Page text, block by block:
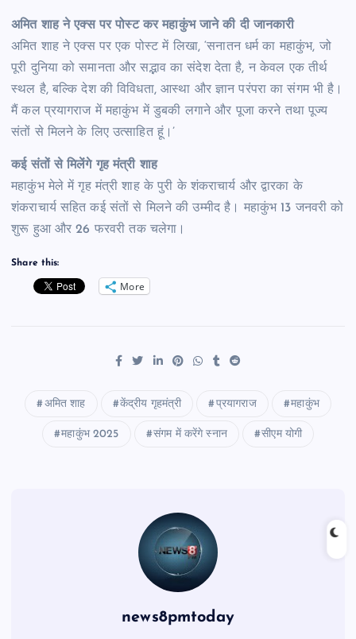
अमित शाह ने एक्स पर पोस्ट कर महाकुंभ जाने की दी जानकारी
अमित शाह ने एक्स पर एक पोस्ट में लिखा, ‘सनातन धर्म का महाकुंभ, जो
पूरी दुनिया को समानता और सद्भाव का संदेश देता है, न केवल एक तीर्थ
स्थल है, बल्कि देश की विविधता, आस्था और ज्ञान परंपरा का संगम भी है।
मैं कल प्रयागराज में महाकुंभ में डुबकी लगाने और पूजा करने तथा पूज्य
संतों से मिलने के लिए उत्साहित हूं।’
कई संतों से मिलेंगे गृह मंत्री शाह
महाकुंभ मेले में गृह मंत्री शाह के पुरी के शंकराचार्य और द्वारका के
शंकराचार्य सहित कई संतों से मिलने की उम्मीद है। महाकुंभ 13 जनवरी को
शुरू हुआ और 26 फरवरी तक चलेगा।
Share this:
More
अमित शाह केंद्रीय गृहमंत्री प्रयागराज महाकुंभ
महाकुंभ 2025 संगम में करेंगे स्नान सीएम योगी
news8pmtoday